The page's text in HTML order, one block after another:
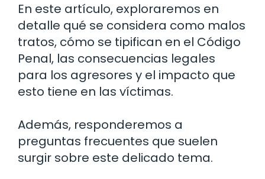
En este artículo, exploraremos en
detalle qué se considera como malos
tratos, cómo se tipifican en el Código
Penal, las consecuencias legales
para los agresores y el impacto que
esto tiene en las víctimas.
Además, responderemos a
preguntas frecuentes que suelen
surgir sobre este delicado tema.